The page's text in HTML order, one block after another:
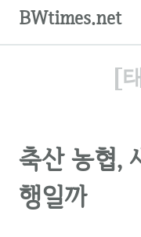
BWtimes.net
[
축산 농협,
행일까